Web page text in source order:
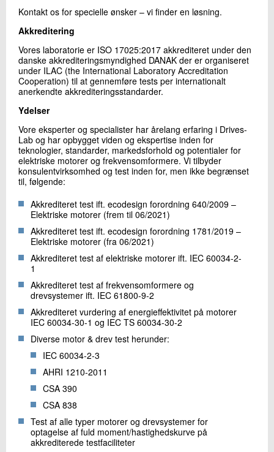
Kontakt os for specielle ønsker – vi finder en løsning.
Akkreditering
Vores laboratorie er ISO 17025:2017 akkrediteret under den
danske akkrediteringsmyndighed DANAK der er organiseret
under ILAC (the International Laboratory Accreditation
Cooperation) til at gennemføre tests per internationalt
anerkendte akkrediteringsstandarder.
Ydelser
Vore eksperter og specialister har årelang erfaring i Drives-
Lab og har opbygget viden og ekspertise inden for
teknologier, standarder, markedsforhold og potentialer for
elektriske motorer og frekvensomformere. Vi tilbyder
konsulentvirksomhed og test inden for, men ikke begrænset
til, følgende:
Akkrediteret test ift. ecodesign forordning 640/2009 –
Elektriske motorer (frem til 06/2021)
Akkrediteret test ift. ecodesign forordning 1781/2019 –
Elektriske motorer (fra 06/2021)
Akkrediteret test af elektriske motorer ift. IEC 60034-2-
1
Akkrediteret test af frekvensomformere og
drevsystemer ift. IEC 61800-9-2
Akkrediteret vurdering af energieffektivitet på motorer
IEC 60034-30-1 og IEC TS 60034-30-2
Diverse motor & drev test herunder:
IEC 60034-2-3
AHRI 1210-2011
CSA 390
CSA 838
Test af alle typer motorer og drevsystemer for
optagelse af fuld moment/hastighedskurve på
akkrediterede testfaciliteter